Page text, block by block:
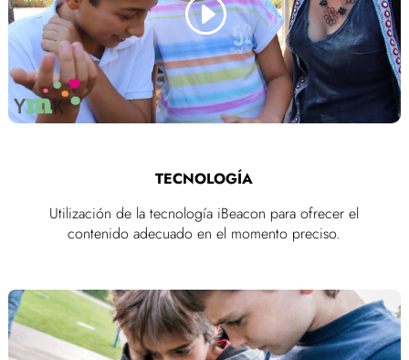
TECNOLOGÍA
Utilización de la tecnología iBeacon para ofrecer el
contenido adecuado en el momento preciso.